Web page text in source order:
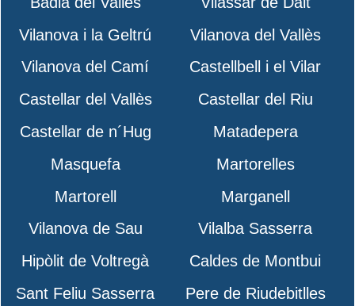
Vilanova i la Geltrú
Vilanova del Vallès
Vilanova del Camí
Castellbell i el Vilar
Castellar del Vallès
Castellar del Riu
Castellar de n´Hug
Matadepera
Masquefa
Martorelles
Martorell
Marganell
Vilanova de Sau
Vilalba Sasserra
Hipòlit de Voltregà
Caldes de Montbui
Sant Feliu Sasserra
Pere de Riudebitlles